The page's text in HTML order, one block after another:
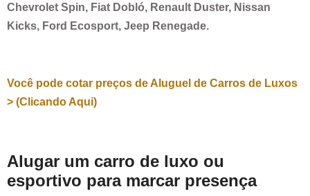
Chevrolet Spin, Fiat Dobló, Renault Duster, Nissan
Kicks, Ford Ecosport, Jeep Renegade.
Você pode cotar preços de Aluguel de Carros de Luxos
> (Clicando Aqui)
Alugar um carro de luxo ou
esportivo para marcar presença